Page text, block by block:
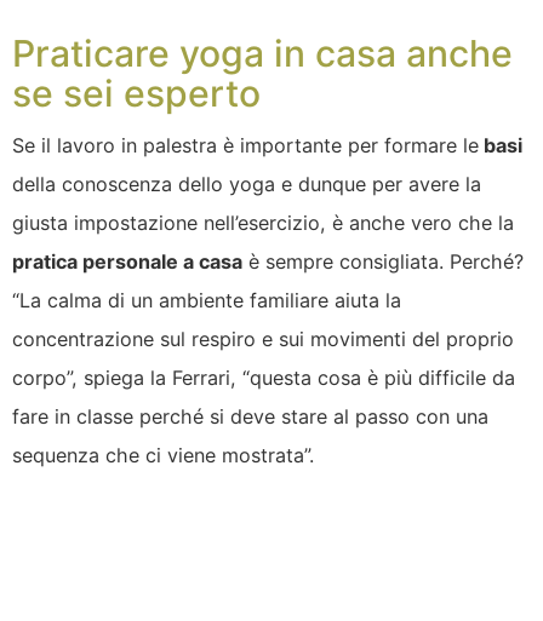
Praticare yoga in casa anche
se sei esperto
Se il lavoro in palestra è importante per formare le basi
della conoscenza dello yoga e dunque per avere la
giusta impostazione nell’esercizio, è anche vero che la
pratica personale a casa è sempre consigliata. Perché?
“La calma di un ambiente familiare aiuta la
concentrazione sul respiro e sui movimenti del proprio
corpo”, spiega la Ferrari, “questa cosa è più difficile da
fare in classe perché si deve stare al passo con una
sequenza che ci viene mostrata”.